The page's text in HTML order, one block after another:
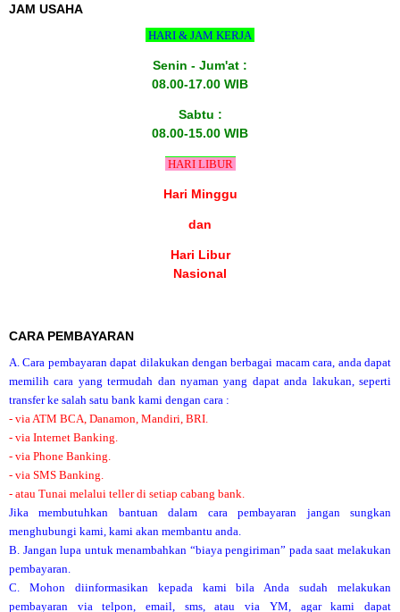
JAM USAHA
HARI & JAM KERJA
Senin - Jum'at :
08.00-17.00 WIB
Sabtu :
08.00-15.00 WIB
HARI LIBUR
Hari Minggu
dan
Hari Libur
Nasional
CARA PEMBAYARAN
A. Cara pembayaran dapat dilakukan dengan berbagai macam cara, anda dapat
memilih cara yang termudah dan nyaman yang dapat anda lakukan, seperti
transfer ke salah satu bank kami dengan cara :
- via ATM BCA, Danamon, Mandiri, BRI.
- via Internet Banking.
- via Phone Banking.
- via SMS Banking.
- atau Tunai melalui teller di setiap cabang bank.
Jika membutuhkan bantuan dalam cara pembayaran jangan sungkan
menghubungi kami, kami akan membantu anda.
B. Jangan lupa untuk menambahkan “biaya pengiriman” pada saat melakukan
pembayaran.
C. Mohon diinformasikan kepada kami bila Anda sudah melakukan
pembayaran via telpon, email, sms, atau via YM, agar kami dapat